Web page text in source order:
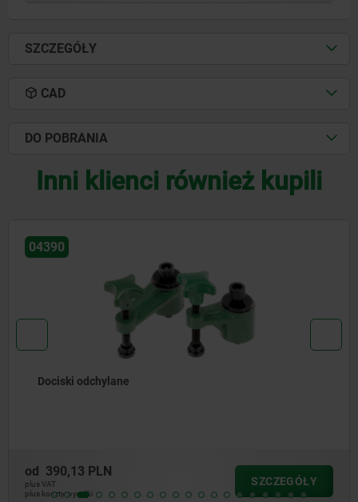
SZCZEGÓŁY
CAD
DO POBRANIA
Inni klienci również kupili
04390
Dociski odchylane
od 390,13 PLN
plus VAT
plus koszty wysyłki
SZCZEGÓŁY